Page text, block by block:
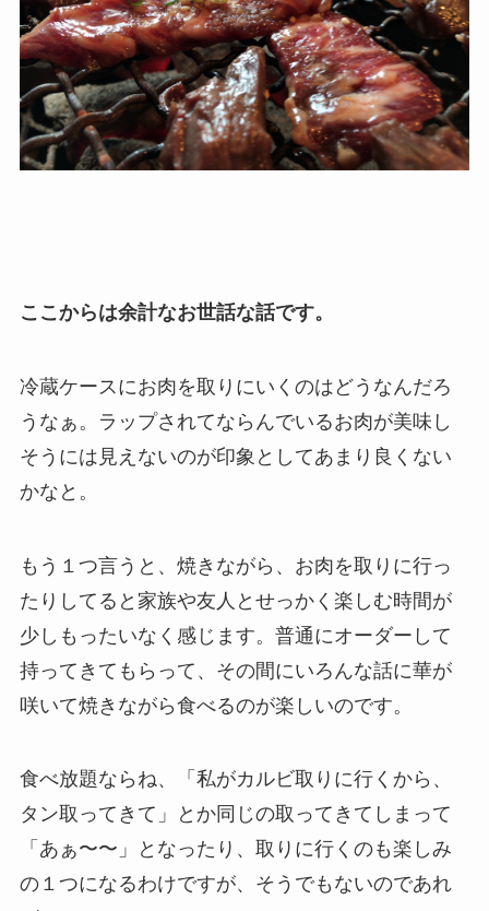
ここからは余計なお世話な話です。
冷蔵ケースにお肉を取りにいくのはどうなんだろ
うなぁ。ラップされてならんでいるお肉が美味し
そうには見えないのが印象としてあまり良くない
かなと。
もう１つ言うと、焼きながら、お肉を取りに行っ
たりしてると家族や友人とせっかく楽しむ時間が
少しもったいなく感じます。普通にオーダーして
持ってきてもらって、その間にいろんな話に華が
咲いて焼きながら食べるのが楽しいのです。
食べ放題ならね、「私がカルビ取りに行くから、
タン取ってきて」とか同じの取ってきてしまって
「あぁ〜〜」となったり、取りに行くのも楽しみ
の１つになるわけですが、そうでもないのであれ